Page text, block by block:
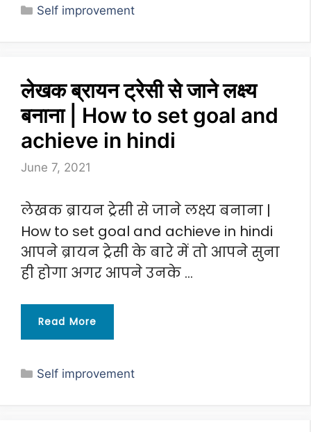
Categories
Self improvement
लेखक ब्रायन ट्रेसी से जाने लक्ष्य
बनाना | How to set goal and
achieve in hindi
June 7, 2021
लेखक ब्रायन ट्रेसी से जाने लक्ष्य बनाना |
How to set goal and achieve in hindi
आपने ब्रायन ट्रेसी के बारे में तो आपने सुना
ही होगा अगर आपने उनके …
Read More
Categories
Self improvement